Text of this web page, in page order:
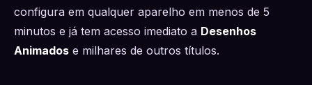
configura em qualquer aparelho em menos de 5
minutos e já tem acesso imediato a Desenhos
Animados e milhares de outros títulos.